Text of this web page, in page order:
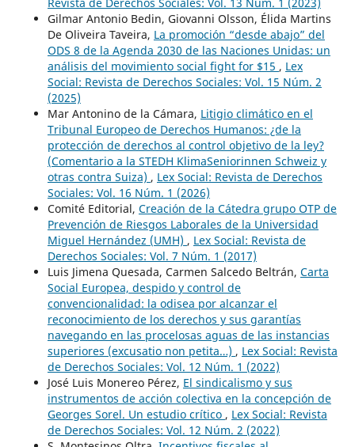
Revista de Derechos Sociales: Vol. 13 Núm. 1 (2023)
Gilmar Antonio Bedin, Giovanni Olsson, Élida Martins
De Oliveira Taveira, La promoción “desde abajo” del
ODS 8 de la Agenda 2030 de las Naciones Unidas: un
análisis del movimiento social fight for $15 , Lex
Social: Revista de Derechos Sociales: Vol. 15 Núm. 2
(2025)
Mar Antonino de la Cámara, Litigio climático en el
Tribunal Europeo de Derechos Humanos: ¿de la
protección de derechos al control objetivo de la ley?
(Comentario a la STEDH KlimaSeniorinnen Schweiz y
otras contra Suiza) , Lex Social: Revista de Derechos
Sociales: Vol. 16 Núm. 1 (2026)
Comité Editorial, Creación de la Cátedra grupo OTP de
Prevención de Riesgos Laborales de la Universidad
Miguel Hernández (UMH) , Lex Social: Revista de
Derechos Sociales: Vol. 7 Núm. 1 (2017)
Luis Jimena Quesada, Carmen Salcedo Beltrán, Carta
Social Europea, despido y control de
convencionalidad: la odisea por alcanzar el
reconocimiento de los derechos y sus garantías
navegando en las procelosas aguas de las instancias
superiores (excusatio non petita…) , Lex Social: Revista
de Derechos Sociales: Vol. 12 Núm. 1 (2022)
José Luis Monereo Pérez, El sindicalismo y sus
instrumentos de acción colectiva en la concepción de
Georges Sorel. Un estudio crítico , Lex Social: Revista
de Derechos Sociales: Vol. 12 Núm. 2 (2022)